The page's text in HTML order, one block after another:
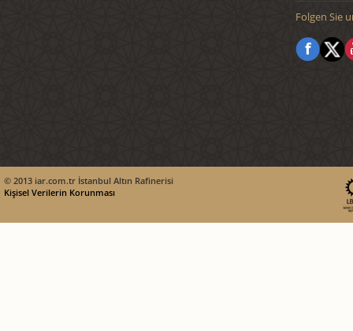
Folgen Sie
© 2013 iar.com.tr İstanbul Altın Rafinerisi
Kişisel Verilerin Korunması